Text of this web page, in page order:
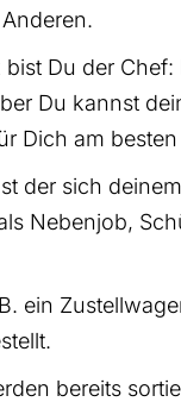
Du der Chef:
Du kannst
Dich am besten
der sich
Nebenjob,
ein
bereits